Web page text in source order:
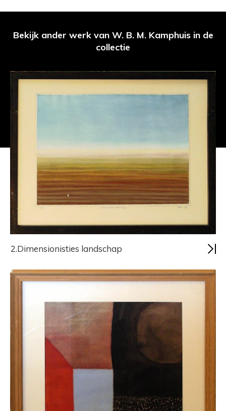
Bekijk ander werk van W. B. M. Kamphuis in de
collectie
2.Dimensionisties landschap